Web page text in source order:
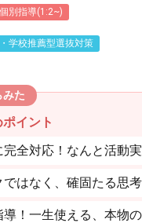
別指導(1:2~)
学校推薦型選抜対策
みた
イント
全対応！なんと活動
はなく、確固たる思
！一生使える、本物